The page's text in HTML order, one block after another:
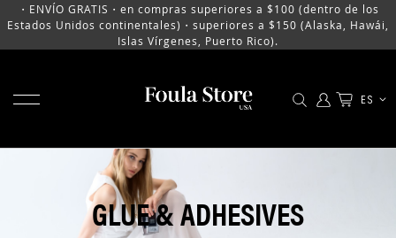
・ENVÍO GRATIS・en compras superiores a $100 (dentro de los
Estados Unidos continentales)・superiores a $150 (Alaska, Hawái,
Islas Vírgenes, Puerto Rico).
IR
CONTENIDO
ES
GLUE & ADHESIVES